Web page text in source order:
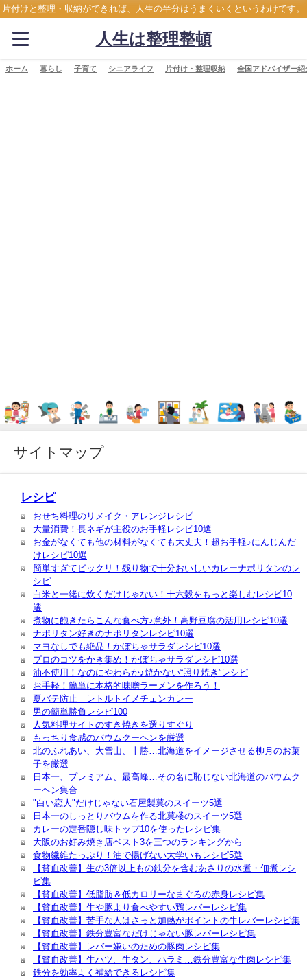
片付けと整理・収納ができれば、人生の半分はうまくいくというわけです。
人生は整理整頓
ホーム 暮らし 子育て シニアライフ 片付け・整理収納 全国アドバイザー紹
サイトマップ
レシピ
おせち料理のリメイク・アレンジレシピ
大量消費！長ネギが主役のお手軽レシピ10選
お金がなくても他の材料がなくても大丈夫！超お手軽♪にんじんだ
けレシピ10選
簡単すぎてビックリ！残り物で十分おいしいカレーナポリタンのレ
シピ
白米と一緒に炊くだけじゃない！十六穀をもっと楽しむレシピ10
選
煮物に飽きたらこんな食べ方♪意外！高野豆腐の活用レシピ10選
ナポリタン好きのナポリタンレシピ10選
マヨなしでも絶品！かぼちゃサラダレシピ10選
プロのコツをかき集め！かぼちゃサラダレシピ10選
油不使用！なのにやわらか♪焼かない“照り焼き”レシピ
お手軽！簡単に本格的味噌ラーメンを作ろう！
夏バテ防止 レトルトイメチェンカレー
男の簡単勝負レシピ100
人気料理サイトのすき焼きを選りすぐり
もっちり食感のバウムクーヘンを厳選
北のふれあい、大雪山、十勝…北海道をイメージさせる柳月のお菓
子を厳選
日本一、プレミアム、最高峰…その名に恥じない北海道のバウムク
ーヘン集合
"白い恋人"だけじゃない石屋製菓のスイーツ5選
日本一のしっとりバウムを作る北菓楼のスイーツ5選
カレーの定番隠し味トップ10を使ったレシピ集
大阪のお好み焼き店ベスト3を三つのランキングから
食物繊維たっぷり！油で揚げない大学いもレシピ5選
【貧血改善】生の3倍以上もの鉄分を含むあさりの水煮・佃煮レシ
ピ集
【貧血改善】低脂肪＆低カロリーなまぐろの赤身レシピ集
【貧血改善】牛や豚より食べやすい鶏レバーレシピ集
【貧血改善】苦手な人はさっと加熱がポイントの牛レバーレシピ集
【貧血改善】鉄分豊富なだけじゃない豚レバーレシピ集
【貧血改善】レバー嫌いのための豚肉レシピ集
【貧血改善】牛ハツ、牛タン、ハラミ…鉄分豊富な牛肉レシピ集
鉄分を効率よく補給できるレシピ集